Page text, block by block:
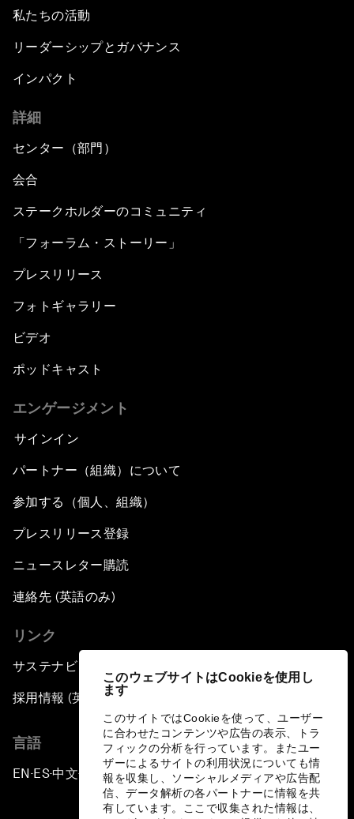
このウェブサイトはCookieを使用し
ます
このサイトではCookieを使って、ユーザー
に合わせたコンテンツや広告の表示、トラ
フィックの分析を行っています。またユー
ザーによるサイトの利用状況についても情
報を収集し、ソーシャルメディアや広告配
信、データ解析の各パートナーに情報を共
有しています。ここで収集された情報は、
私たちの活動
リーダーシップとガバナンス
インパクト
詳細
センター（部門）
会合
ステークホルダーのコミュニティ
「フォーラム・ストーリー」
プレスリリース
フォトギャラリー
ビデオ
ポッドキャスト
エンゲージメント
サインイン
パートナー（組織）について
参加する（個人、組織）
プレスリリース登録
ニュースレター購読
連絡先 (英語のみ)
リンク
サステナビリティへの取り組み
採用情報 (英語のみ)
言語
EN ▪ ES▪中文▪ 日本語